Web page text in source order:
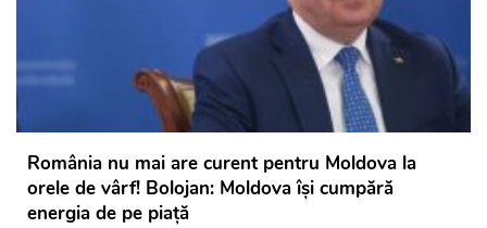
România nu mai are curent pentru Moldova la
orele de vârf! Bolojan: Moldova își cumpără
energia de pe piață